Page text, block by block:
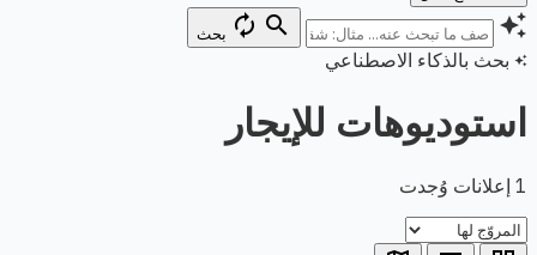
auto_awesome
search
autorenew بحث
auto_awesome بحث بالذكاء الاصطناعي
استوديوهات للإيجار
1 إعلانات وُجدت